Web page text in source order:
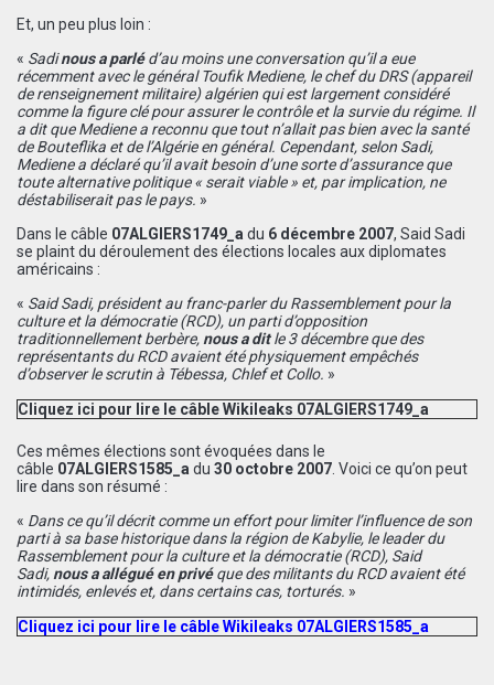
Et, un peu plus loin :
« Sadinous a parléd’au moins une conversation qu’il a eue
récemment avec le général Toufik Mediene, le chef du DRS (appareil
de renseignement militaire) algérien qui est largement considéré
comme la figure clé pour assurer le contrôle et la survie du régime. Il
a dit que Mediene a reconnu que tout n’allait pas bien avec la santé
de Bouteflika et de l’Algérie en général. Cependant, selon Sadi,
Mediene a déclaré qu’il avait besoin d’une sorte d’assurance que
toute alternative politique « serait viable » et, par implication, ne
déstabiliserait pas le pays. »
Dans le câble 07ALGIERS1749_a du 6 décembre 2007, Said Sadi
se plaint du déroulement des élections locales aux diplomates
américains :
« Said Sadi, président au franc-parler du Rassemblement pour la
culture et la démocratie (RCD), un parti d’opposition
traditionnellement berbère, nous a ditle 3 décembre que des
représentants du RCD avaient été physiquement empêchés
d’observer le scrutin à Tébessa, Chlef et Collo. »
Cliquez ici pour lire le câble Wikileaks 07ALGIERS1749_a
Ces mêmes élections sont évoquées dans le
câble 07ALGIERS1585_a du 30 octobre 2007 . Voici ce qu’on peut
lire dans son résumé :
« Dans ce qu’il décrit comme un effort pour limiter l’influence de son
parti à sa base historique dans la région de Kabylie, le leader du
Rassemblement pour la culture et la démocratie (RCD), Said
Sadi, nous a allégué en privéque des militants du RCD avaient été
intimidés, enlevés et, dans certains cas, torturés. »
Cliquez ici pour lire le câble Wikileaks 07ALGIERS1585_a